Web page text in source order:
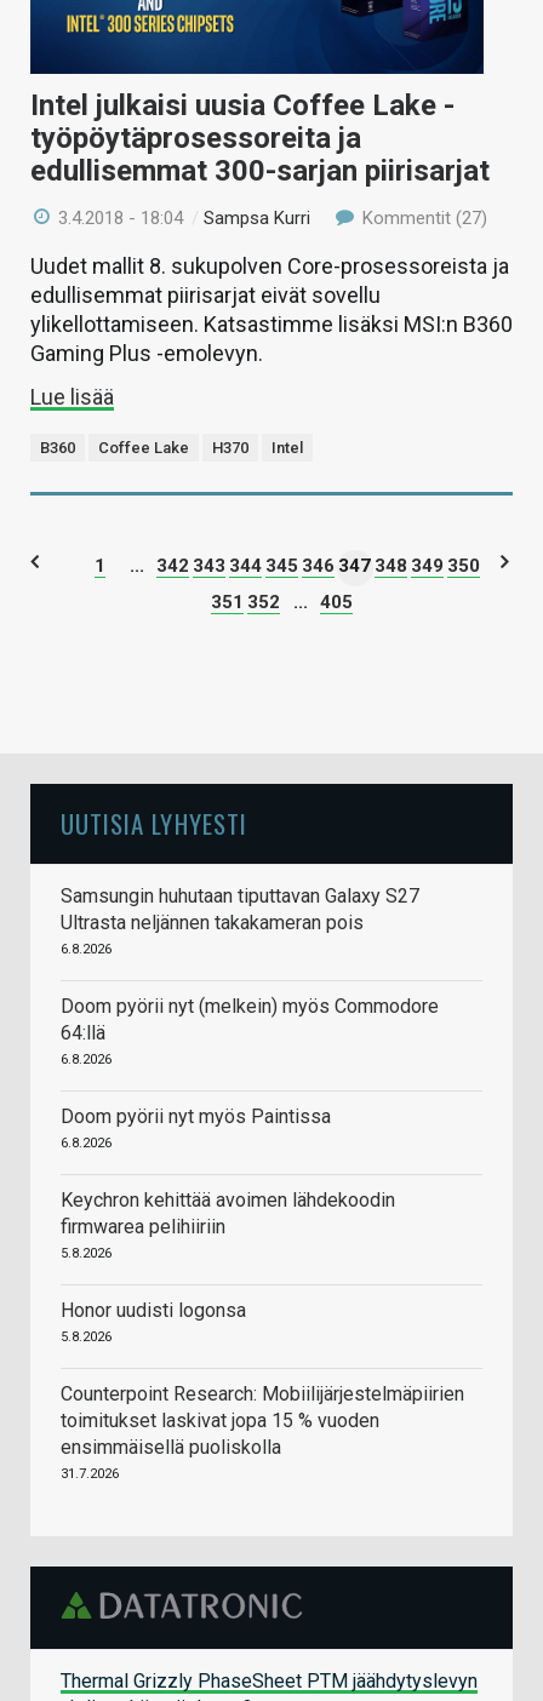
Intel julkaisi uusia Coffee Lake -
työpöytäprosessoreita ja
edullisemmat 300-sarjan piirisarjat
3.4.2018 - 18:04 /Sampsa Kurri Kommentit (27)
Uudet mallit 8. sukupolven Core-prosessoreista ja
edullisemmat piirisarjat eivät sovellu
ylikellottamiseen. Katsastimme lisäksi MSI:n B360
Gaming Plus -emolevyn.
Lue lisää
B360 Coffee Lake H370 Intel
1 ... 342 343 344 345 346 347 348 349 350
351 352 ... 405
UUTISIA LYHYESTI
Samsungin huhutaan tiputtavan Galaxy S27
Ultrasta neljännen takakameran pois
6.8.2026
Doom pyörii nyt (melkein) myös Commodore
64:llä
6.8.2026
Doom pyörii nyt myös Paintissa
6.8.2026
Keychron kehittää avoimen lähdekoodin
firmwarea pelihiiriin
5.8.2026
Honor uudisti logonsa
5.8.2026
Counterpoint Research: Mobiilijärjestelmäpiirien
toimitukset laskivat jopa 15 % vuoden
ensimmäisellä puoliskolla
31.7.2026
Thermal Grizzly PhaseSheet PTM jäähdytyslevyn